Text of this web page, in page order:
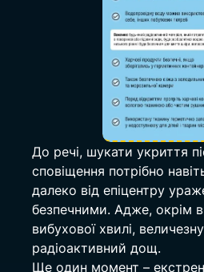
До речі, шукати укриття
сповіщення потрібно
далеко від епіцентру
безпечними. Адже, окрім
вибухової хвилі,
радіоактивний дощ.
Ще один момент –